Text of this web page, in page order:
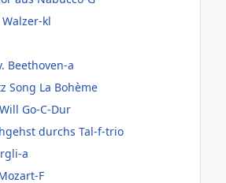
kl
Beethoven-a
Song La Bohème
Go-C-Dur
durchs Tal-f-trio
a
F